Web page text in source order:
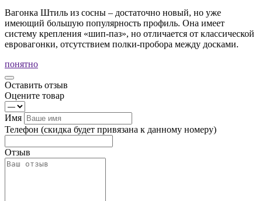
Вагонка Штиль из сосны – достаточно новый, но уже
имеющий большую популярность профиль. Она имеет
систему крепления «шип-паз», но отличается от классической
евровагонки, отсутствием полки-пробора между досками.
понятно
Оставить отзыв
Оцените товар
Имя
Телефон (скидка будет привязана к данному номеру)
Отзыв